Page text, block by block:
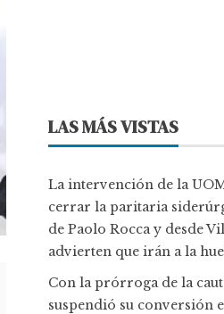
LAS MÁS VISTAS
La intervención de la
cerrar la paritaria
de Paolo Rocca y desde
advierten que irán a la
Con la prórroga de la
suspendió su conversión